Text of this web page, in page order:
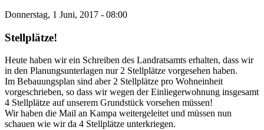
Donnerstag, 1 Juni, 2017 - 08:00
Stellplätze!
Heute haben wir ein Schreiben des Landratsamts erhalten, dass wir
in den Planungsunterlagen nur 2 Stellplätze vorgesehen haben.
Im Bebauungsplan sind aber 2 Stellplätze pro Wohneinheit
vorgeschrieben, so dass wir wegen der Einliegerwohnung insgesamt
4 Stellplätze auf unserem Grundstück vorsehen müssen!
Wir haben die Mail an Kampa weitergeleitet und müssen nun
schauen wie wir da 4 Stellplätze unterkriegen.